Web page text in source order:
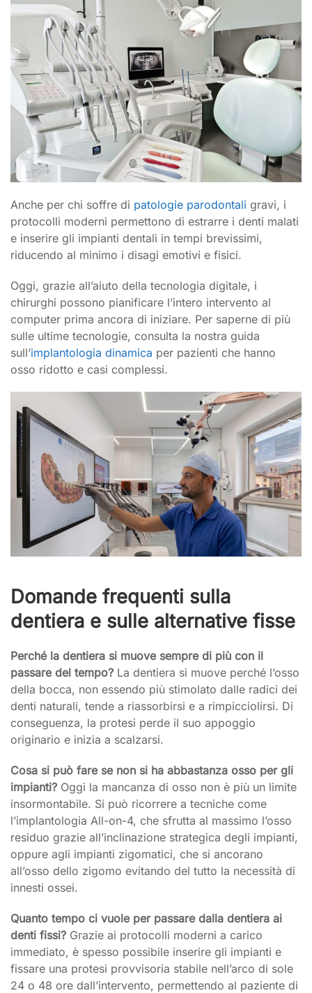
Anche per chi soffre di patologie parodontali gravi, i
protocolli moderni permettono di estrarre i denti malati
e inserire gli impianti dentali in tempi brevissimi,
riducendo al minimo i disagi emotivi e fisici.
Oggi, grazie all’aiuto della tecnologia digitale, i
chirurghi possono pianificare l’intero intervento al
computer prima ancora di iniziare. Per saperne di più
sulle ultime tecnologie, consulta la nostra guida
sull’implantologia dinamica per pazienti che hanno
osso ridotto e casi complessi.
Domande frequenti sulla
dentiera e sulle alternative fisse
Perché la dentiera si muove sempre di più con il
passare del tempo? La dentiera si muove perché l’osso
della bocca, non essendo più stimolato dalle radici dei
denti naturali, tende a riassorbirsi e a rimpicciolirsi. Di
conseguenza, la protesi perde il suo appoggio
originario e inizia a scalzarsi.
Cosa si può fare se non si ha abbastanza osso per gli
impianti? Oggi la mancanza di osso non è più un limite
insormontabile. Si può ricorrere a tecniche come
l’implantologia All-on-4, che sfrutta al massimo l’osso
residuo grazie all’inclinazione strategica degli impianti,
oppure agli impianti zigomatici, che si ancorano
all’osso dello zigomo evitando del tutto la necessità di
innesti ossei.
Quanto tempo ci vuole per passare dalla dentiera ai
denti fissi? Grazie ai protocolli moderni a carico
immediato, è spesso possibile inserire gli impianti e
fissare una protesi provvisoria stabile nell’arco di sole
24 o 48 ore dall’intervento, permettendo al paziente di